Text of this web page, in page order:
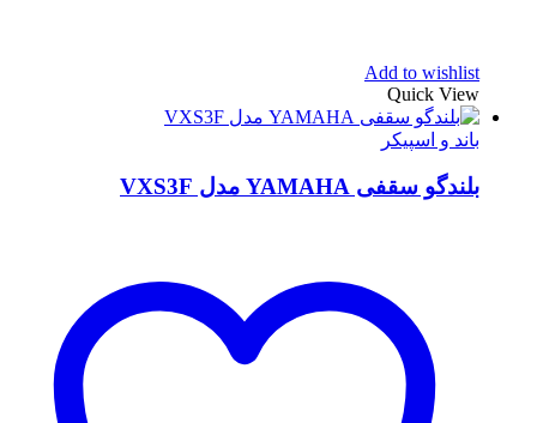
Add to wishlist
Quick View
باند و اسپیکر
بلندگو سقفی YAMAHA مدل VXS3F